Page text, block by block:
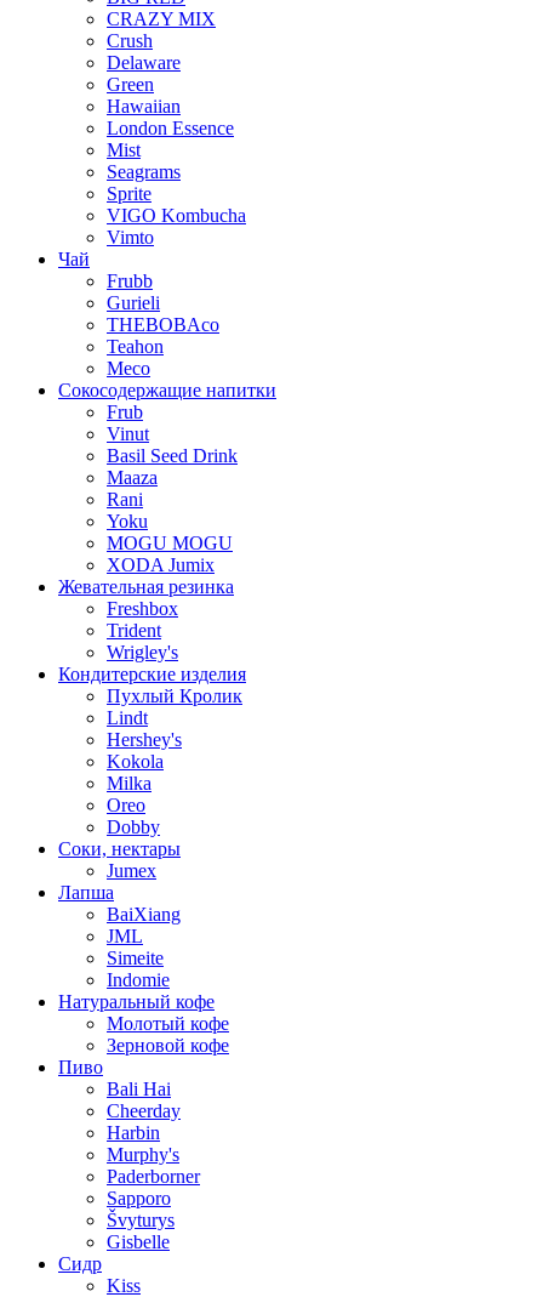
CRAZY MIX
Crush
Delaware
Green
Hawaiian
London Essence
Mist
Seagrams
Sprite
VIGO Kombucha
Vimto
Чай
Frubb
Gurieli
THEBOBAco
Teahon
Meco
Сокосодержащие напитки
Frub
Vinut
Basil Seed Drink
Maaza
Rani
Yoku
MOGU MOGU
XODA Jumix
Жевательная резинка
Freshbox
Trident
Wrigley's
Кондитерские изделия
Пухлый Кролик
Lindt
Hershey's
Kokola
Milka
Oreo
Dobby
Соки, нектары
Jumex
Лапша
BaiXiang
JML
Simeite
Indomie
Натуральный кофе
Молотый кофе
Зерновой кофе
Пиво
Bali Hai
Cheerday
Harbin
Murphy's
Paderborner
Sapporo
Švyturys
Gisbelle
Сидр
Kiss